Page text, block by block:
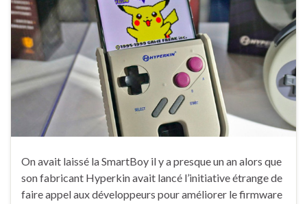
On avait laissé la SmartBoy il y a presque un an alors que
son fabricant Hyperkin avait lancé l’initiative étrange de
faire appel aux développeurs pour améliorer le firmware